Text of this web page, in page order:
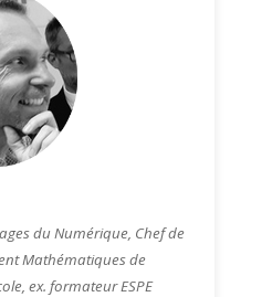
du Numérique, Chef de
Mathématiques de
ex. formateur ESPE